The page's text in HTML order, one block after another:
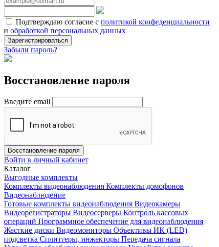
Подтверждаю согласие с политикой конфеденциальности
и обработкой персональных данных
Зарегистрироваться
Забыли пароль?
Восстановление пароля
Введите email
Восстановление пароля
Войти в личный кабинет
Каталог
Выгодные комплекты
Комплекты видеонаблюдения Комплекты домофонов
Видеонаблюдение
Готовые комплекты видеонаблюдения Видеокамеры
Видеорегистраторы Видеосерверы Контроль кассовых
операций Программное обеспечение для видеонаблюдения
Жесткие диски Видеомониторы Объективы ИК (LED)
подсветка Сплиттеры, инжекторы Передача сигнала